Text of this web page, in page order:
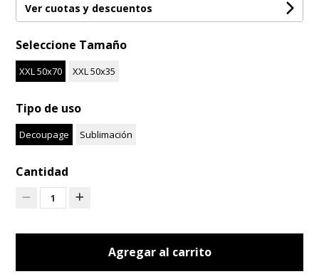
Ver cuotas y descuentos
Seleccione Tamaño
XXL 50x70 XXL 50x35
Tipo de uso
Decoupage Sublimación
Cantidad
1
Agregar al carrito